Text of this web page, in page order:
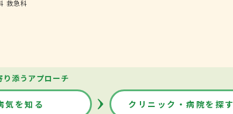
救急科
り添うアプローチ
気を知る クリニック・病院を探す